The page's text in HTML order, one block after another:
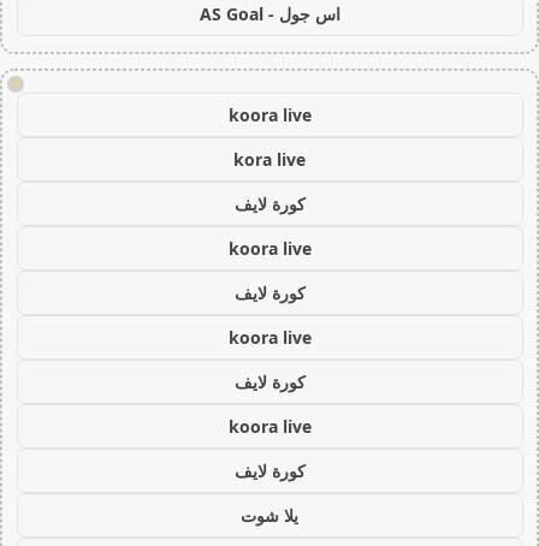
اس جول - AS Goal
!
koora live
kora live
كورة لايف
koora live
كورة لايف
koora live
كورة لايف
koora live
كورة لايف
يلا شوت